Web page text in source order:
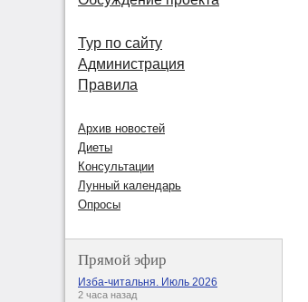
Тур по сайту
Администрация
Правила
Архив новостей
Диеты
Консультации
Лунный календарь
Опросы
Прямой эфир
Изба-читальня. Июль 2026
2 часа назад